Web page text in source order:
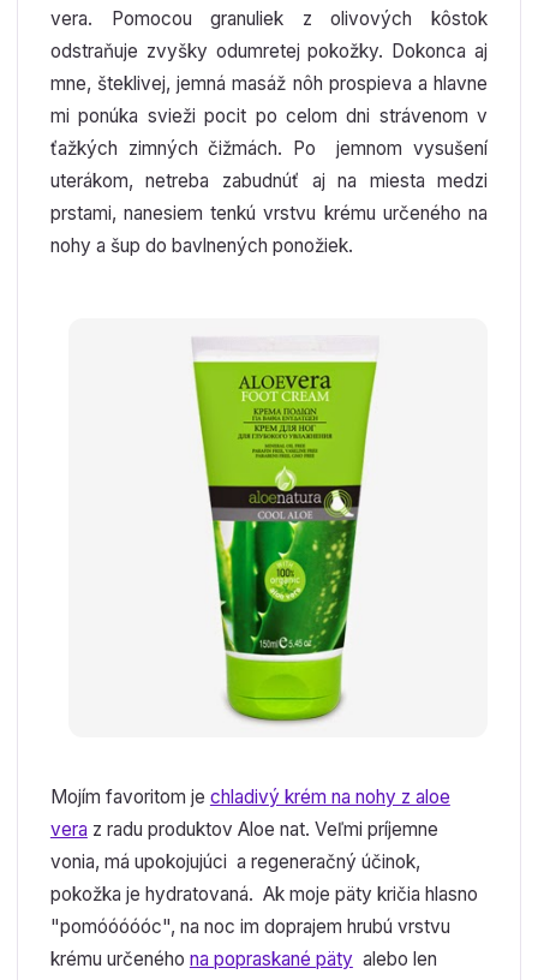
vera. Pomocou granuliek z olivových kôstok
odstraňuje zvyšky odumretej pokožky. Dokonca aj
mne, šteklivej, jemná masáž nôh prospieva a hlavne
mi ponúka svieži pocit po celom dni strávenom v
ťažkých zimných čižmách. Po jemnom vysušení
uterákom, netreba zabudnúť aj na miesta medzi
prstami, nanesiem tenkú vrstvu krému určeného na
nohy a šup do bavlnených ponožiek.
Mojím favoritom je chladivý krém na nohy z aloe
vera z radu produktov Aloe nat. Veľmi príjemne
vonia, má upokojujúci a regeneračný účinok,
pokožka je hydratovaná. Ak moje päty kričia hlasno
"pomóóóóóc", na noc im doprajem hrubú vrstvu
krému určeného na popraskané päty alebo len